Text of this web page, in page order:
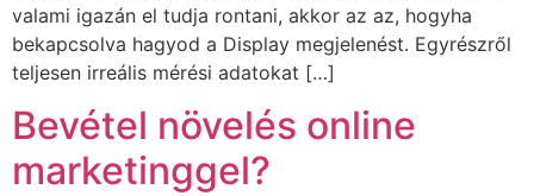
valami igazán el tudja rontani, akkor az az, hogyha
bekapcsolva hagyod a Display megjelenést. Egyrészről
teljesen irreális mérési adatokat […]
Bevétel növelés online
marketinggel?